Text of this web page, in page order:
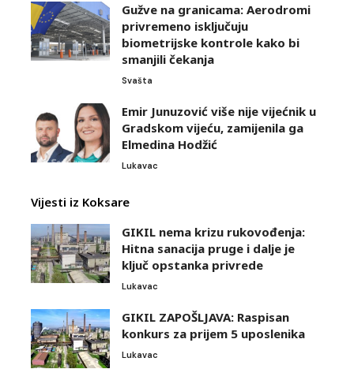
Gužve na granicama: Aerodromi
privremeno isključuju
biometrijske kontrole kako bi
smanjili čekanja
Svašta
Emir Junuzović više nije vijećnik u
Gradskom vijeću, zamijenila ga
Elmedina Hodžić
Lukavac
Vijesti iz Koksare
GIKIL nema krizu rukovođenja:
Hitna sanacija pruge i dalje je
ključ opstanka privrede
Lukavac
GIKIL ZAPOŠLJAVA: Raspisan
konkurs za prijem 5 uposlenika
Lukavac